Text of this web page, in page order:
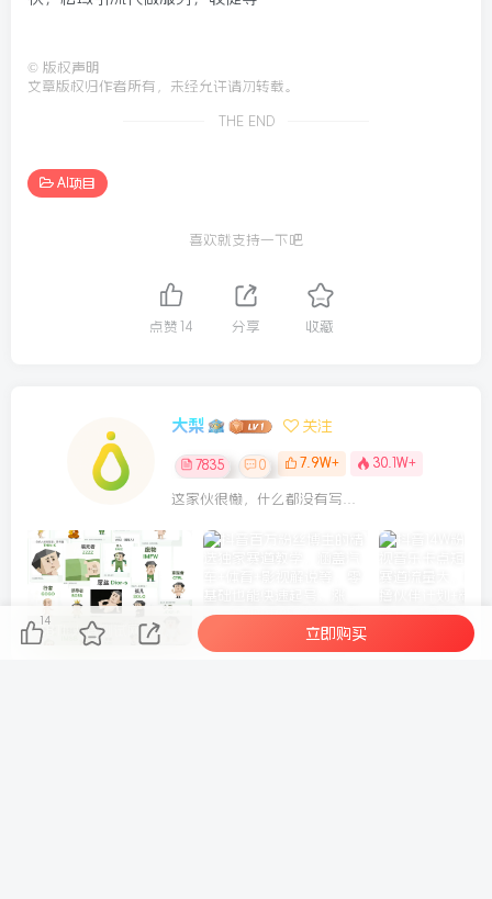
© 版权声明
文章版权归作者所有，未经允许请勿转载。
THE END
AI项目
喜欢就支持一下吧
点赞 14 分享 收藏
大梨 关注
7835 0 7.9W+ 30.1W+
这家伙很懒，什么都没有写...
SBTI 人格测试网站源码 抖音百万粉丝博主的精选独家赛道教学，涵盖汽车+体育+影视解说等，零基础也能快速起号、涨粉、变现(更新0701)
14
立即购买